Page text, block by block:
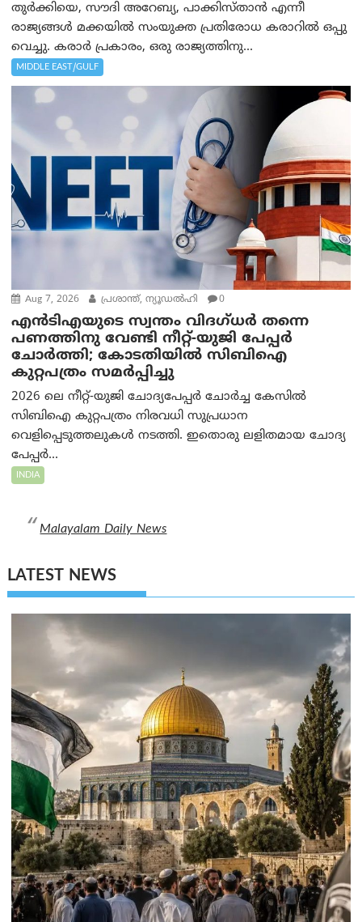
തുർക്കിയെ, സൗദി അറേബ്യ, പാക്കിസ്താന്‍ എന്നീ
രാജ്യങ്ങൾ മക്കയിൽ സംയുക്ത പ്രതിരോധ കരാറിൽ ഒപ്പു
വെച്ചു. കരാർ പ്രകാരം, ഒരു രാജ്യത്തിനു...
MIDDLE EAST/GULF
Aug 7, 2026 പ്രശാന്ത്, ന്യൂഡല്‍ഹി 0
എൻ‌ടി‌എയുടെ സ്വന്തം വിദഗ്ധർ തന്നെ
പണത്തിനു വേണ്ടി നീറ്റ്-യു‌ജി പേപ്പർ
ചോർത്തി; കോടതിയില്‍ സിബിഐ
കുറ്റപത്രം സമര്‍പ്പിച്ചു
2026 ലെ നീറ്റ്-യുജി ചോദ്യപേപ്പർ ചോർച്ച കേസിൽ
സിബിഐ കുറ്റപത്രം നിരവധി സുപ്രധാന
വെളിപ്പെടുത്തലുകൾ നടത്തി. ഇതൊരു ലളിതമായ ചോദ്യ
പേപ്പർ...
INDIA
Malayalam Daily News
LATEST NEWS